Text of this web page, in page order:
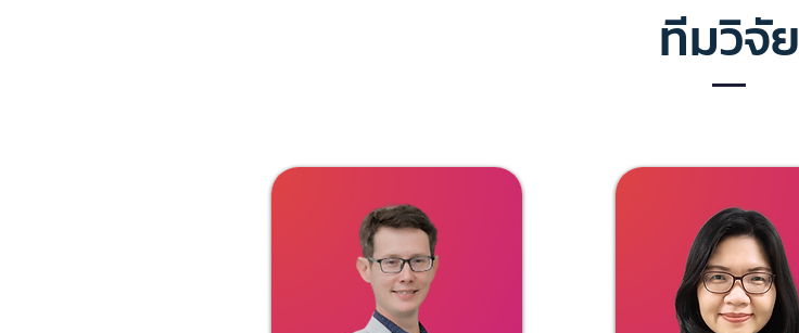
ทีมวิจัย